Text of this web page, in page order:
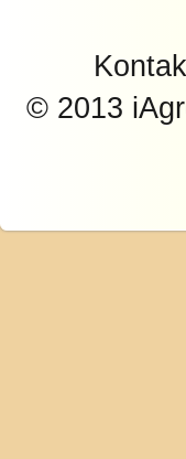
© 2013